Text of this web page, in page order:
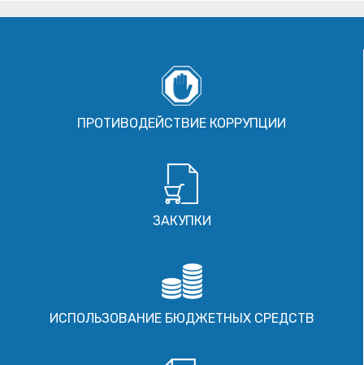
ПРОТИВОДЕЙСТВИЕ КОРРУПЦИИ
ЗАКУПКИ
ИСПОЛЬЗОВАНИЕ БЮДЖЕТНЫХ СРЕДСТВ